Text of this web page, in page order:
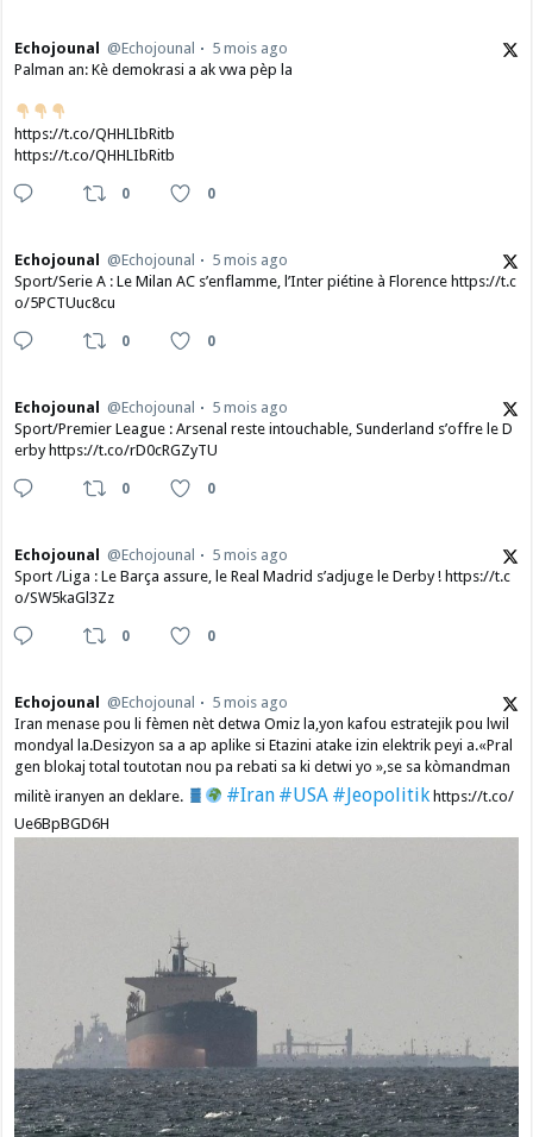
Echojounal @Echojounal
5 mois ago
Palman an: Kè demokrasi a ak vwa pèp la
https://t.co/QHHLIbRitb
https://t.co/QHHLIbRitb
0 0
Echojounal @Echojounal
5 mois ago
Sport/Serie A : Le Milan AC s’enflamme, l’Inter piétine à Florence https://t.c
o/5PCTUuc8cu
0 0
Echojounal @Echojounal
5 mois ago
Sport/Premier League : Arsenal reste intouchable, Sunderland s’offre le D
erby https://t.co/rD0cRGZyTU
0 0
Echojounal @Echojounal
5 mois ago
Sport /Liga : Le Barça assure, le Real Madrid s’adjuge le Derby ! https://t.c
o/SW5kaGl3Zz
0 0
Echojounal @Echojounal
5 mois ago
Iran menase pou li fèmen nèt detwa Omiz la,yon kafou estratejik pou lwil
mondyal la.Desizyon sa a ap aplike si Etazini atake izin elektrik peyi a.​«Pral
gen blokaj total toutotan nou pa rebati sa ki detwi yo »,se sa kòmandman
militè iranyen an deklare.
#Iran #USA #Jeopolitikhttps://t.co/
Ue6BpBGD6H